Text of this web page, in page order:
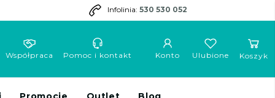
Infolinia: 530 530 052
Współpraca Pomoc i kontakt Konto Koszyk
Ulubione